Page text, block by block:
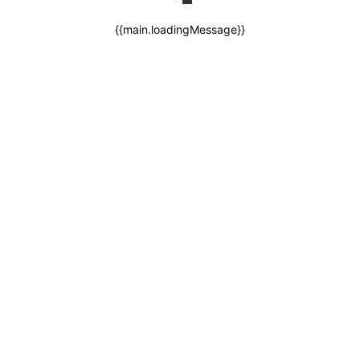
{{main.loadingMessage}}